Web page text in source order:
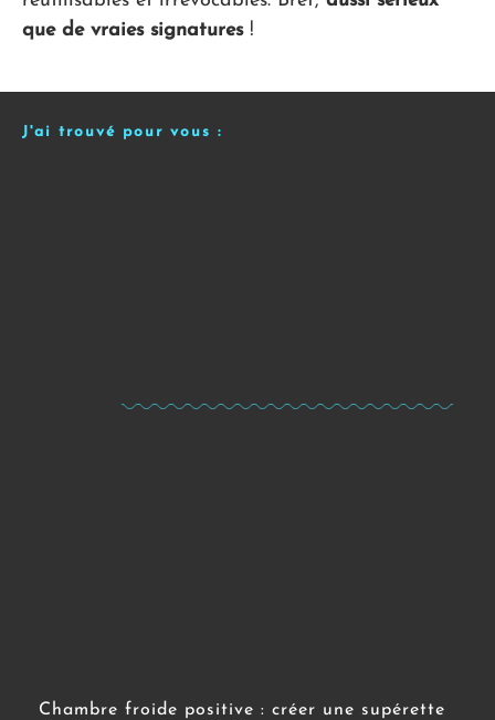
que de vraies signatures!
J'ai trouvé pour vous :
Chambre froide positive : créer une supérette